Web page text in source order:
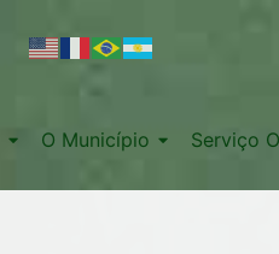
O Município Serviço